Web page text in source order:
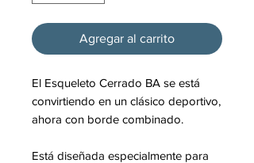
Agregar al carrito
El Esqueleto Cerrado BA se está
convirtiendo en un clásico deportivo,
ahora con borde combinado.
Está diseñada especialmente para